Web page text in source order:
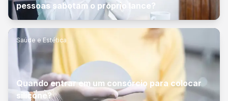
pessoas sabotam o próprio lance?
Saúde e Estética
Quando entrar em um consórcio para colocar
silicone?